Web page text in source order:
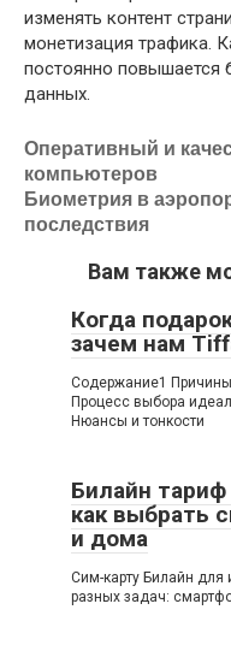
изменять контент
монетизация трафика.
постоянно повышается
данных.
Оперативный и
компьютеров
Биометрия в
последствия
Вам также
Когда
зачем нам
Содержание1
Процесс выбора
Нюансы и тонкости
Билайн
как выбрать
и дома
Сим-карту Билайн для
разных задач: